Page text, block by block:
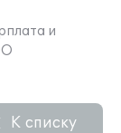
и
К списку